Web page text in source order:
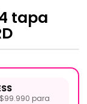
tapa
para